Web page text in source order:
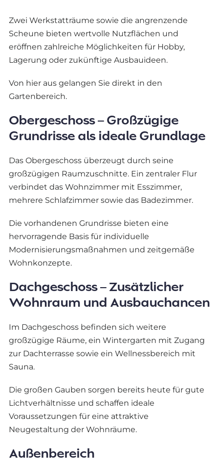
Zwei Werkstatträume sowie die angrenzende
Scheune bieten wertvolle Nutzflächen und
eröffnen zahlreiche Möglichkeiten für Hobby,
Lagerung oder zukünftige Ausbauideen.
Von hier aus gelangen Sie direkt in den
Gartenbereich.
Obergeschoss – Großzügige
Grundrisse als ideale Grundlage
Das Obergeschoss überzeugt durch seine
großzügigen Raumzuschnitte. Ein zentraler Flur
verbindet das Wohnzimmer mit Esszimmer,
mehrere Schlafzimmer sowie das Badezimmer.
Die vorhandenen Grundrisse bieten eine
hervorragende Basis für individuelle
Modernisierungsmaßnahmen und zeitgemäße
Wohnkonzepte.
Dachgeschoss – Zusätzlicher
Wohnraum und Ausbauchancen
Im Dachgeschoss befinden sich weitere
großzügige Räume, ein Wintergarten mit Zugang
zur Dachterrasse sowie ein Wellnessbereich mit
Sauna.
Die großen Gauben sorgen bereits heute für gute
Lichtverhältnisse und schaffen ideale
Voraussetzungen für eine attraktive
Neugestaltung der Wohnräume.
Außenbereich